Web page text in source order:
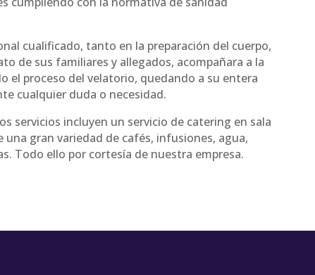
cualificado, tanto en la preparación del cuerpo,
de sus familiares y allegados, acompañara a la
el proceso del velatorio, quedando a su entera
cualquier duda o necesidad.
servicios incluyen un servicio de catering en sala
una gran variedad de cafés, infusiones, agua,
Todo ello por cortesía de nuestra empresa.